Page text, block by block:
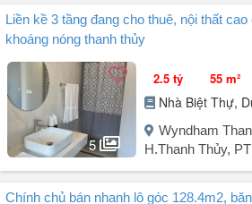
Người đăng: Trịnh Xuân Cương
(3 tin đăng)
Diện tích đất ~ 120m².
Shop có 4PN, 4 WC, 2 phòng khách, 1 bể
sauna và được bàn giao full nội thất.
CĐT thuê lại từ 50tr /tháng.
Lợi nhuận dòng tiền ~ 8%/ năm.
Miễn phí 05 năm phí dịch vụ.
Tặng vé vip khoáng nóng trọn đời.
LH Mr Cương .
Liền kề 3 tầng đang cho thuê, nội thất
khoáng nóng thanh thủy
5
2.5 tỷ 55 m²
Nhà Biệt Thự,
Wyndham
H.Thanh Thủy, PT
Người đăng: LENGOCQUYEN(1 tin đăng)
Chính chủ bán nhanh lô góc 128.4m2,